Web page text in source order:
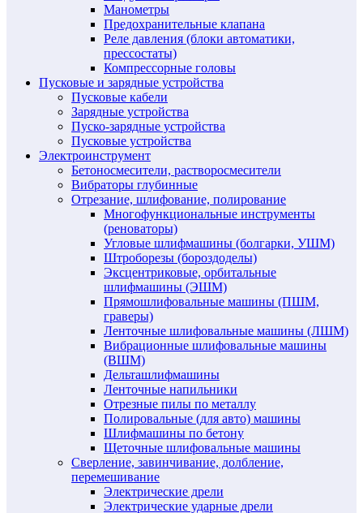
Манометры
Предохранительные клапана
Реле давления (блоки автоматики,
прессостаты)
Компрессорные головы
Пусковые и зарядные устройства
Пусковые кабели
Зарядные устройства
Пуско-зарядные устройства
Пусковые устройства
Электроинструмент
Бетоносмесители, растворосмесители
Вибраторы глубинные
Отрезание, шлифование, полирование
Многофункциональные инструменты
(реноваторы)
Угловые шлифмашины (болгарки, УШМ)
Штроборезы (бороздоделы)
Эксцентриковые, орбитальные
шлифмашины (ЭШМ)
Прямошлифовальные машины (ПШМ,
граверы)
Ленточные шлифовальные машины (ЛШМ)
Вибрационные шлифовальные машины
(ВШМ)
Дельташлифмашины
Ленточные напильники
Отрезные пилы по металлу
Полировальные (для авто) машины
Шлифмашины по бетону
Щеточные шлифовальные машины
Сверление, завинчивание, долбление,
перемешивание
Электрические дрели
Электрические ударные дрели